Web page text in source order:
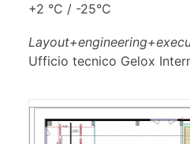
+2 °C / -25°C
Ufficio tecnico Gelox